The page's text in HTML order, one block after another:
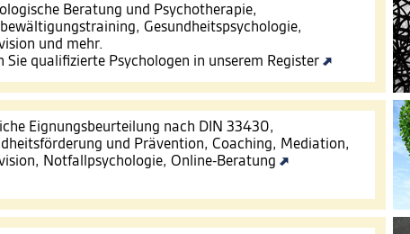
Beratung und Psychotherapie,
Gesundheitspsychologie,
und mehr.
Sie qualifizierte Psychologen in unserem Register
Eignungsbeurteilung nach DIN 33430,
und Prävention, Coaching, Mediation,
Notfallpsychologie, Online-Beratung